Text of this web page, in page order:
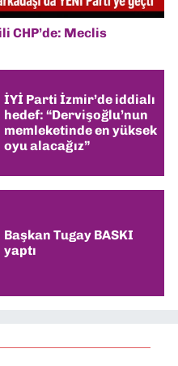
CHP’de: Meclis
İYİ Parti İzmir’de iddialı
hedef: “Dervişoğlu’nun
memleketinde en yüksek
oyu alacağız”
Başkan Tugay BASKI
yaptı